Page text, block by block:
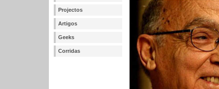
Projectos
Artigos
Geeks
Corridas